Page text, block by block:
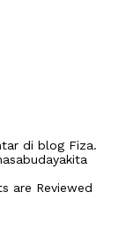
di blog Fiza.
are Reviewed